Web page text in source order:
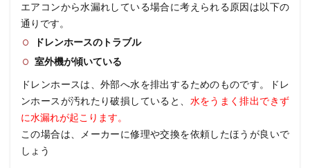
エアコンから水漏れしている場合に考えられる原因は以下の
通りです。
ドレンホースのトラブル
室外機が傾いている
ドレンホースは、外部へ水を排出するためのものです。
ドレ
ンホースが汚れたり破損していると、 水をうまく排出できず
に水漏れが起こります。
この場合は、メーカーに修理や交換を依頼したほうが良いで
しょう